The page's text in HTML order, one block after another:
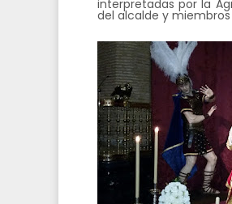
interpretadas por la
del alcalde y